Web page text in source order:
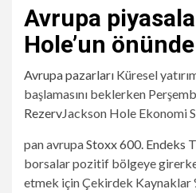
Avrupa
Hole’un önünde
Avrupa pazarları Küresel
başlamasını beklerken
RezervJackson Hole Ekonomi
pan avrupaStoxx 600. Endeks
borsalar pozitif bölgeye
etmek için Çekirdek Kaynaklar